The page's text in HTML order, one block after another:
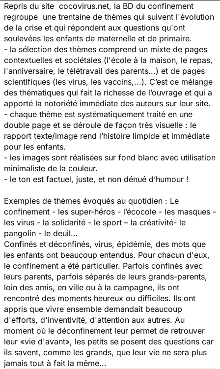
Repris du site cocovirus.net, la BD du confinement
regroupe une trentaine de thèmes qui suivent l'évolution
de la crise et qui répondent aux questions qu'ont
soulevées les enfants de maternelle et de primaire.
- la sélection des thèmes comprend un mixte de pages
contextuelles et sociétales (l'école à la maison, le repas,
l'anniversaire, le télétravail des parents...) et de pages
scientifiques (les virus, les vaccins,...). C’est ce mélange
des thématiques qui fait la richesse de l’ouvrage et qui a
apporté la notoriété immédiate des auteurs sur leur site.
- chaque thème est systématiquement traité en une
double page et se déroule de façon très visuelle : le
rapport texte/image rend l’histoire limpide et immédiate
pour les enfants.
- les images sont réalisées sur fond blanc avec utilisation
minimaliste de la couleur.
- le ton est factuel, juste, et non dénué d’humour !
Exemples de thèmes évoqués au quotidien : Le
confinement - les super-héros - l’écocole - les masques -
les virus - la solidarité - le sport – la créativité- le
pangolin - le deuil…
Confinés et déconfinés, virus, épidémie, des mots que
les enfants ont beaucoup entendus. Pour chacun d'eux,
le confinement a été particulier. Parfois confinés avec
leurs parents, parfois séparés de leurs grands-parents,
loin des amis, en ville ou à la campagne, ils ont
rencontré des moments heureux ou difficiles. Ils ont
appris que vivre ensemble demandait beaucoup
d'efforts, d'inventivité, d'attention aux autres. Au
moment où le déconfinement leur permet de retrouver
leur «vie d'avant», les petits se posent des questions car
ils savent, comme les grands, que leur vie ne sera plus
jamais tout à fait la même...